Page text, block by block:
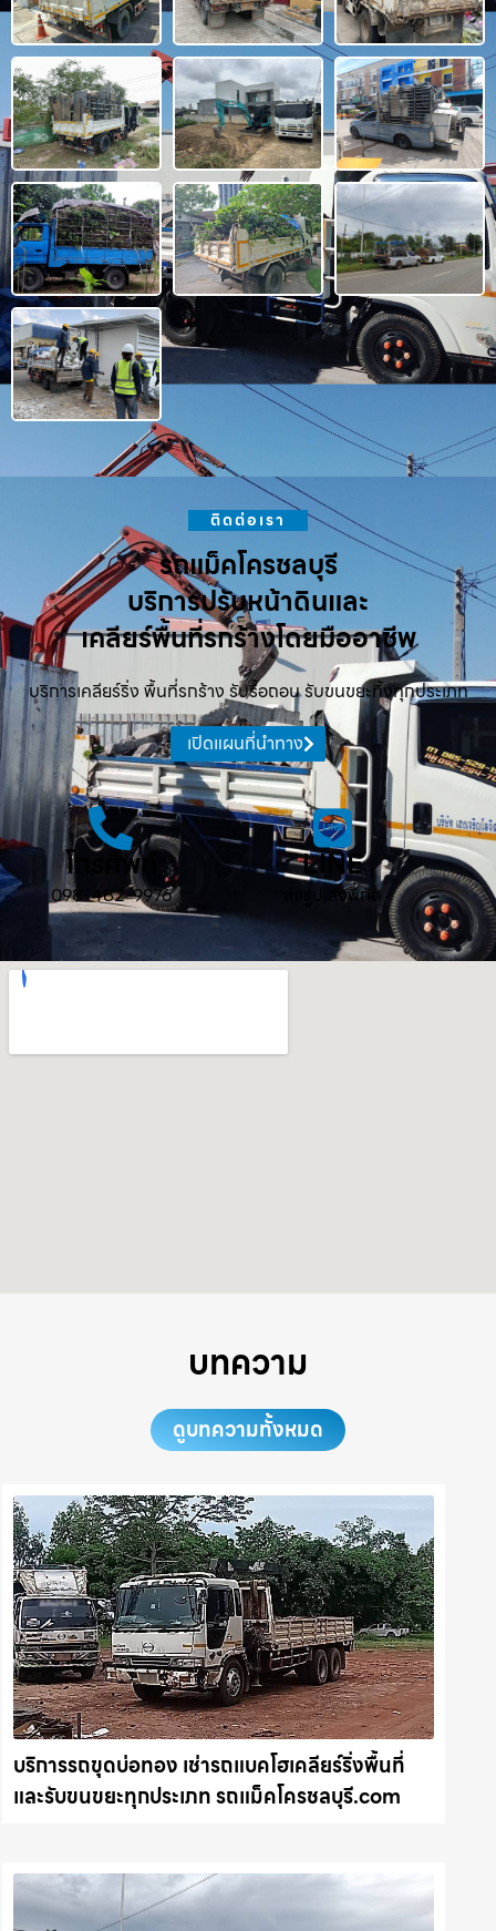
ติดต่อเรา
รถแม็คโครชลบุรี
บริการปรับหน้าดินและ
เคลียร์พื้นที่รกร้างโดยมืออาชีพ
บริการเคลียร์ริ่ง พื้นที่รกร้าง รับรื้อถอน รับขนขยะทิ้งทุกประเภท
เปิดแผนที่นำทาง
โทรศัพท์
098-482-9976
LINE
ส่งรูป ส่งพิกัด
บทความ
ดูบทความทั้งหมด
บริการรถขุดบ่อทอง เช่ารถแบคโฮเคลียร์ริ่งพื้นที่
และรับขนขยะทุกประเภท รถแม็คโครชลบุรี.com